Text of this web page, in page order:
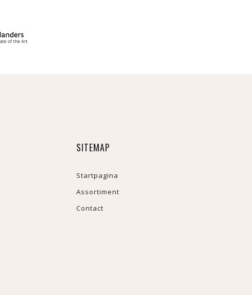
SITEMAP
Startpagina
Assortiment
Contact